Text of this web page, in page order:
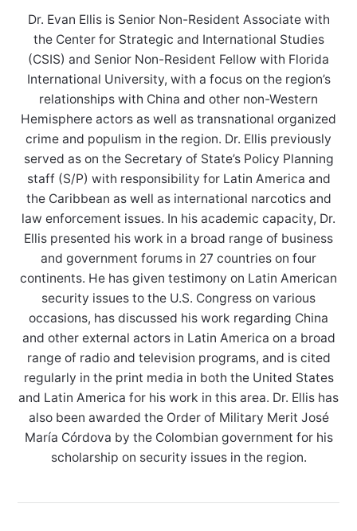
Dr. Evan Ellis is Senior Non-Resident Associate with
the Center for Strategic and International Studies
(CSIS) and Senior Non-Resident Fellow with Florida
International University, with a focus on the region’s
relationships with China and other non-Western
Hemisphere actors as well as transnational organized
crime and populism in the region. Dr. Ellis previously
served as on the Secretary of State’s Policy Planning
staff (S/P) with responsibility for Latin America and
the Caribbean as well as international narcotics and
law enforcement issues. In his academic capacity, Dr.
Ellis presented his work in a broad range of business
and government forums in 27 countries on four
continents. He has given testimony on Latin American
security issues to the U.S. Congress on various
occasions, has discussed his work regarding China
and other external actors in Latin America on a broad
range of radio and television programs, and is cited
regularly in the print media in both the United States
and Latin America for his work in this area. Dr. Ellis has
also been awarded the Order of Military Merit José
María Córdova by the Colombian government for his
scholarship on security issues in the region.